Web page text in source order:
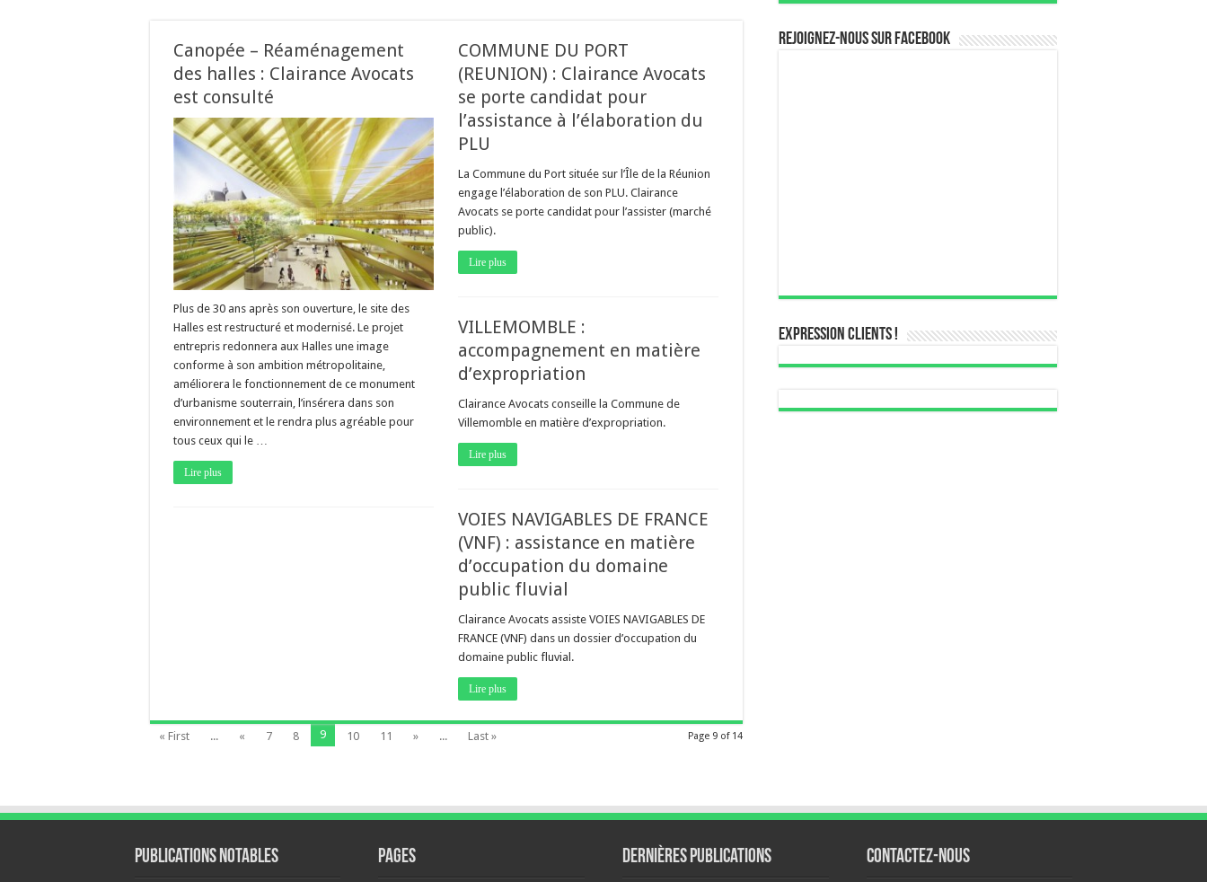
Canopée – Réaménagement
des halles : Clairance Avocats
est consulté
Plus de 30 ans après son ouverture, le site des
Halles est restructuré et modernisé. Le projet
entrepris redonnera aux Halles une image
conforme à son ambition métropolitaine,
améliorera le fonctionnement de ce monument
d’urbanisme souterrain, l’insérera dans son
environnement et le rendra plus agréable pour
tous ceux qui le …
Lire plus
COMMUNE DU PORT
(REUNION) : Clairance Avocats
se porte candidat pour
l’assistance à l’élaboration du
PLU
La Commune du Port située sur l’Île de la Réunion
engage l’élaboration de son PLU. Clairance
Avocats se porte candidat pour l’assister (marché
public).
Lire plus
VILLEMOMBLE :
accompagnement en matière
d’expropriation
Clairance Avocats conseille la Commune de
Villemomble en matière d’expropriation.
Lire plus
VOIES NAVIGABLES DE FRANCE
(VNF) : assistance en matière
d’occupation du domaine
public fluvial
Clairance Avocats assiste VOIES NAVIGABLES DE
FRANCE (VNF) dans un dossier d’occupation du
domaine public fluvial.
Lire plus
Page 9 of 14
« First ... « 7 8 9 10 11 » ... Last »
Rejoignez-nous sur Facebook
Expression Clients !
Publications notables Pages Dernières publications Contactez-nous